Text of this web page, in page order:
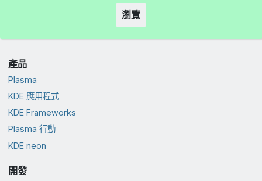
瀏覽
產品
Plasma
KDE 應用程式
KDE Frameworks
Plasma 行動
KDE neon
開發